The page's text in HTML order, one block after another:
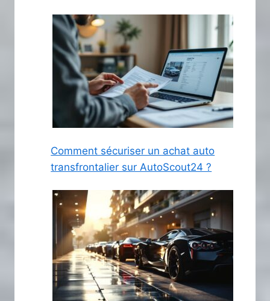
Comment sécuriser un achat auto
transfrontalier sur AutoScout24 ?